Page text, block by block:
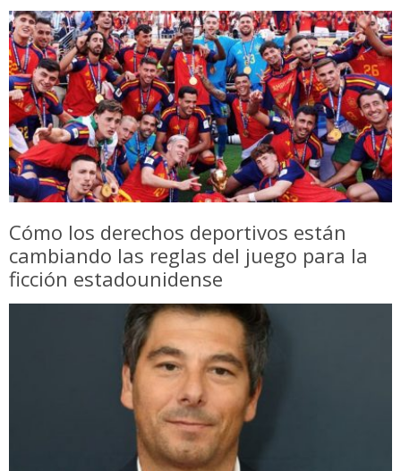
Cómo los derechos deportivos están
cambiando las reglas del juego para la
ficción estadounidense